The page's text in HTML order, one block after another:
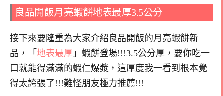
良品開飯月亮蝦餅地表最厚3.5公分
接下來要隆重為大家介紹良品開飯的月亮蝦餅新
品，「 地表最厚 」蝦餅登場!!!3.5公分厚，要你吃一
口就能得滿滿的蝦仁爆漿，這厚度我一看到根本覺
得太誇張了!!!難怪朋友極力推薦!!!